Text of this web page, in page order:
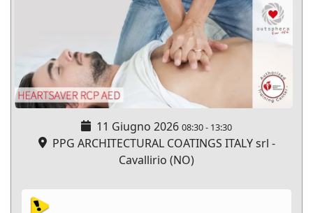
11 Giugno 2026 08:30- 13:30
PPG ARCHITECTURAL COATINGS ITALY srl -
Cavallirio (NO)